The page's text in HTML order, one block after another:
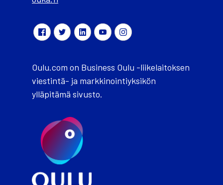
Oulu.com on Business Oulu -liikelaitoksen
viestintä- ja markkinointiyksikön
ylläpitämä sivusto.